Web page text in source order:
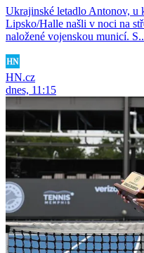
Ukrajinské letadlo Antonov, u
Lipsko/Halle našli v noci na
naložené vojenskou municí.
HN.cz
dnes, 11:15